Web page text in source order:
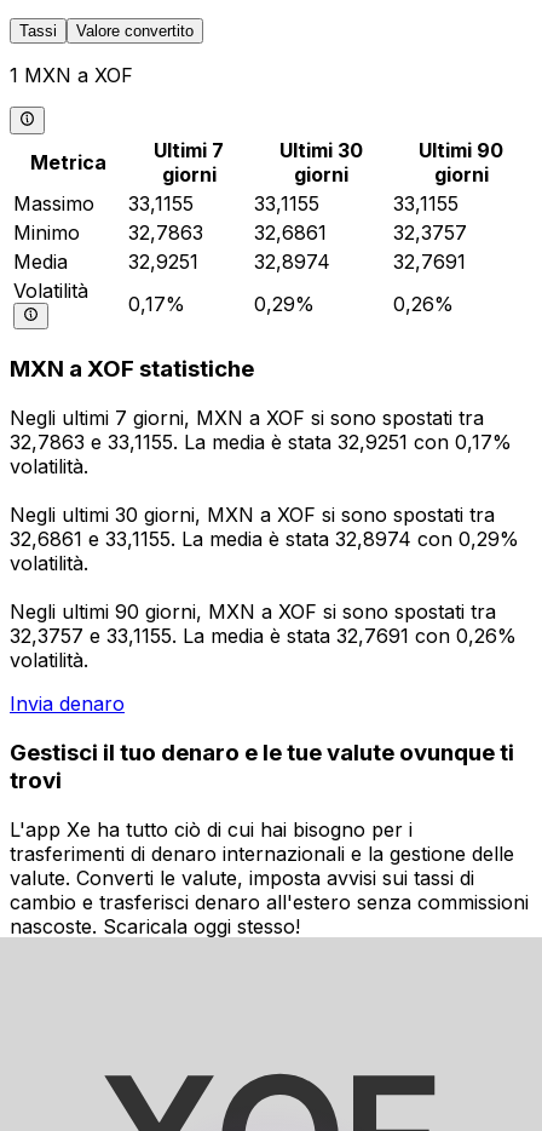
Tassi Valore convertito
1 MXN a XOF
Metrica
Ultimi 7
giorni
Ultimi 30
giorni
Ultimi 90
giorni
Massimo
33,1155 33,1155
33,1155
Minimo
32,7863 32,6861
32,3757
Media
32,9251 32,8974
32,7691
Volatilità
0,17% 0,29% 0,26%
MXN a XOF statistiche
Negli ultimi 7 giorni, MXN a XOF si sono spostati tra
32,7863 e 33,1155. La media è stata 32,9251 con 0,17%
volatilità.
Negli ultimi 30 giorni, MXN a XOF si sono spostati tra
32,6861 e 33,1155. La media è stata 32,8974 con 0,29%
volatilità.
Negli ultimi 90 giorni, MXN a XOF si sono spostati tra
32,3757 e 33,1155. La media è stata 32,7691 con 0,26%
volatilità.
Invia denaro
Gestisci il tuo denaro e le tue valute ovunque ti
trovi
L'app Xe ha tutto ciò di cui hai bisogno per i
trasferimenti di denaro internazionali e la gestione delle
valute. Converti le valute, imposta avvisi sui tassi di
cambio e trasferisci denaro all'estero senza commissioni
nascoste. Scaricala oggi stesso!